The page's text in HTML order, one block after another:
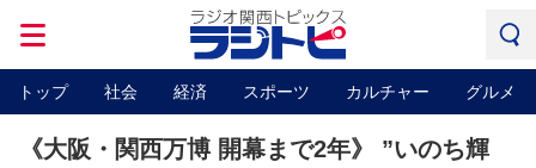
トップ 社会 経済 スポーツ カルチャー グルメ
《大阪・関西万博 開幕まで2年》 ”いのち輝